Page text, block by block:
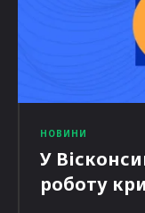
НОВИНИ
У
роботу